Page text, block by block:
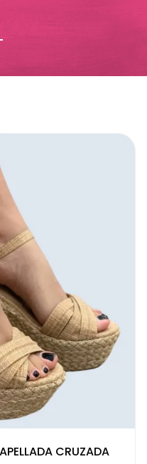
CRUZADA